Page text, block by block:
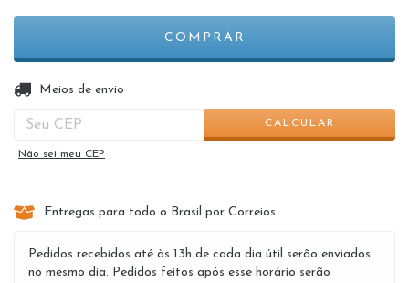
Entregas para o CEP:
Meios de envio
CALCULAR
Não sei meu CEP
Entregas para todo o Brasil por Correios
Pedidos recebidos até às 13h de cada dia útil serão enviados
no mesmo dia. Pedidos feitos após esse horário serão